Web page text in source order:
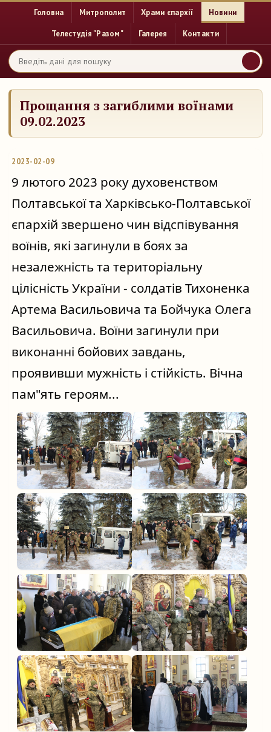
Головна Митрополит Храми єпархії Новини
Телестудія "Разом" Галерея Контакти
Прощання з загиблими воїнами
09.02.2023
2023-02-09
9 лютого 2023 року духовенством
Полтавської та Харківсько-Полтавської
єпархій звершено чин відспівування
воїнів, які загинули в боях за
незалежність та територіальну
цілісність України - солдатів Тихоненка
Артема Васильовича та Бойчука Олега
Васильовича. Воїни загинули при
виконанні бойових завдань,
проявивши мужність і стійкість. Вічна
пам"ять героям...